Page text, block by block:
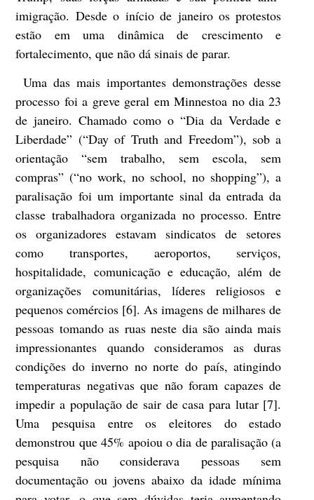
imigração. Desde o início de janeiro os protestos
estão em uma dinâmica de crescimento e
fortalecimento, que não dá sinais de parar.
Uma das mais importantes demonstrações desse
processo foi a greve geral em Minnestoa no dia 23
de janeiro. Chamado como o “Dia da Verdade e
Liberdade” (“Day of Truth and Freedom”), sob a
orientação “sem trabalho, sem escola, sem
compras” (“no work, no school, no shopping”), a
paralisação foi um importante sinal da entrada da
classe trabalhadora organizada no processo. Entre
os organizadores estavam sindicatos de setores
como transportes, aeroportos, serviços,
hospitalidade, comunicação e educação, além de
organizações comunitárias, líderes religiosos e
pequenos comércios [6]. As imagens de milhares de
pessoas tomando as ruas neste dia são ainda mais
impressionantes quando consideramos as duras
condições do inverno no norte do país, atingindo
temperaturas negativas que não foram capazes de
impedir a população de sair de casa para lutar [7].
Uma pesquisa entre os eleitores do estado
demonstrou que 45% apoiou o dia de paralisação (a
pesquisa não considerava pessoas sem
documentação ou jovens abaixo da idade mínima